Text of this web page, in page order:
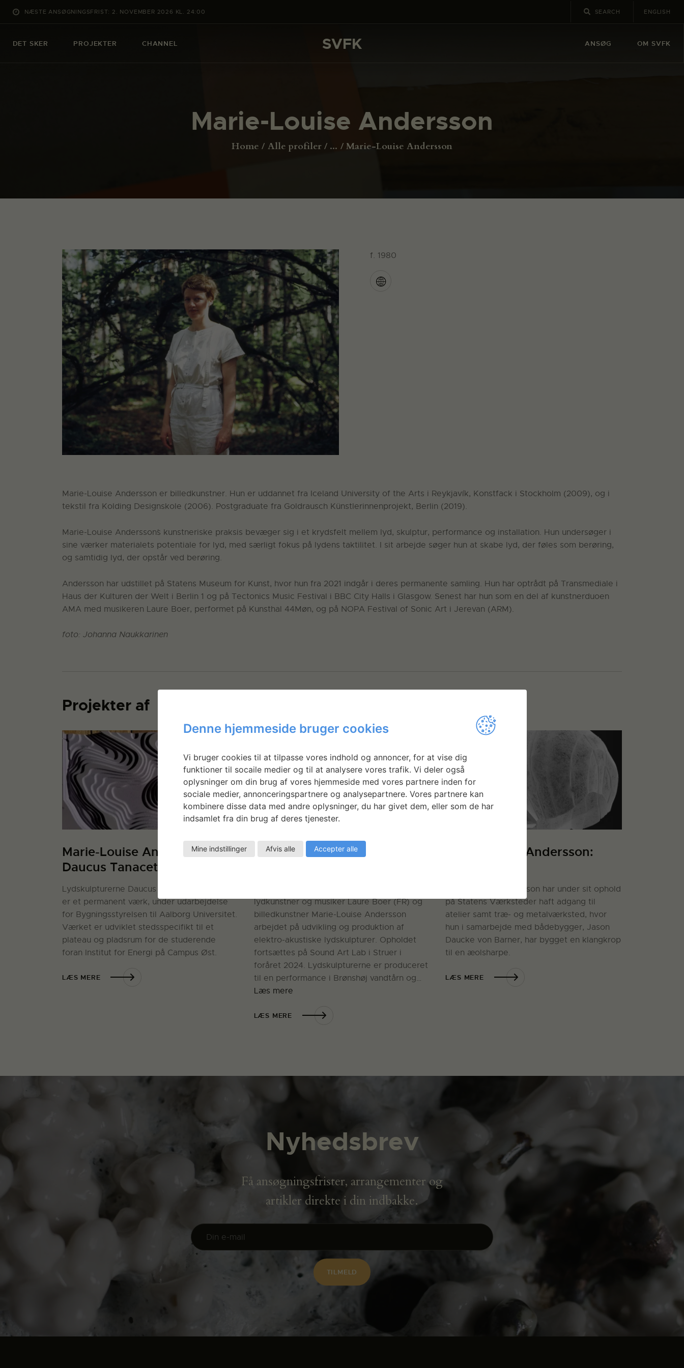
NÆSTE ANSØGNINGSFRIST: 2. NOVEMBER 2026 KL. 24:00 ENGLISH
DET SKER PROJEKTER CHANNEL SVFK ANSØG OM SVFK
Marie-Louise Andersson
Home Alle profiler ... Marie-Louise Andersson
SVFK
PROJEKTER
OM SVFK
ENGLISH
f. 1980
Marie-Louise Andersson er billedkunstner. Hun er uddannet fra Iceland University of the Arts i Reykjavík, Konstfack i Stockholm (2009), og i
tekstil fra Kolding Designskole (2006). Postgraduate fra Goldrausch Künstlerinnenprojekt, Berlin (2019).
Marie-Louise Andersson´s kunstneriske praksis bevæger sig i et krydsfelt mellem lyd, skulptur, performance og installation. Hun undersøger i
sine værker materialets potentiale for lyd, med særligt fokus på lydens taktilitet. I sit arbejde søger hun at skabe lyd, der føles som berøring,
og samtidig lyd, der opstår ved berøring.
Andersson har udstillet på Statens Museum for Kunst, hvor hun fra 2021 indgår i deres permanente samling. Hun har optrådt på Transmediale i
Haus der Kulturen der Welt i Berlin 1 og på Tectonics Music Festival i BBC City Halls i Glasgow. Senest har hun som en del af kunstnerduoen
AMA med musikeren Laure Boer, performet på Kunsthal 44Møn, og på NOPA Festival of Sonic Art i Jerevan (ARM).
foto: Johanna Naukkarinen
Projekter af
Marie-Louise Andersson:
Daucus Tanacetum Repens
Lydskulpturerne Daucus Tanacetum Repens
er et permanent værk, under udarbejdelse
for Bygningsstyrelsen til Aalborg Universitet.
Værket er udviklet stedsspecifikt til et
plateau og pladsrum for de studerende
foran Institut for Energi på Campus Øst.
LÆS MERE
Marie-Louise Andersson &
lydkunstner og musiker Laure Boer (FR) og
billedkunstner Marie-Louise Andersson
arbejdet på udvikling og produktion af
elektro-akustiske lydskulpturer. Opholdet
fortsættes på Sound Art Lab i Struer i
foråret 2024. Lydskulpturerne er produceret
til en performance i Brønshøj vandtårn og…
Læs mere
LÆS MERE
Marie-Louise Andersson:
Marie-Louise Andersson har under sit ophold
på Statens Værksteder haft adgang til
atelier samt træ- og metalværksted, hvor
hun i samarbejde med bådebygger, Jason
Daucke von Barner, har bygget en klangkrop
til en æolsharpe.
LÆS MERE
Nyhedsbrev
Få ansøgningsfrister, arrangementer og
artikler direkte i din indbakke.
Denne hjemmeside bruger cookies
Vi bruger cookies til at tilpasse vores indhold og annoncer, for at vise dig
funktioner til socaile medier og til at analysere vores trafik. Vi deler også
oplysninger om din brug af vores hjemmeside med vores partnere inden for
sociale medier, annonceringspartnere og analysepartnere. Vores partnere kan
kombinere disse data med andre oplysninger, du har givet dem, eller som de har
indsamlet fra din brug af deres tjenester.
Mine indstillinger Afvis alle Accepter alle